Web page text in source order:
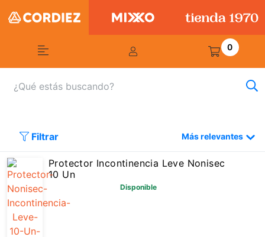
0
Filtrar Más relevantes
Protector Incontinencia Leve Nonisec
10 Un
Disponible